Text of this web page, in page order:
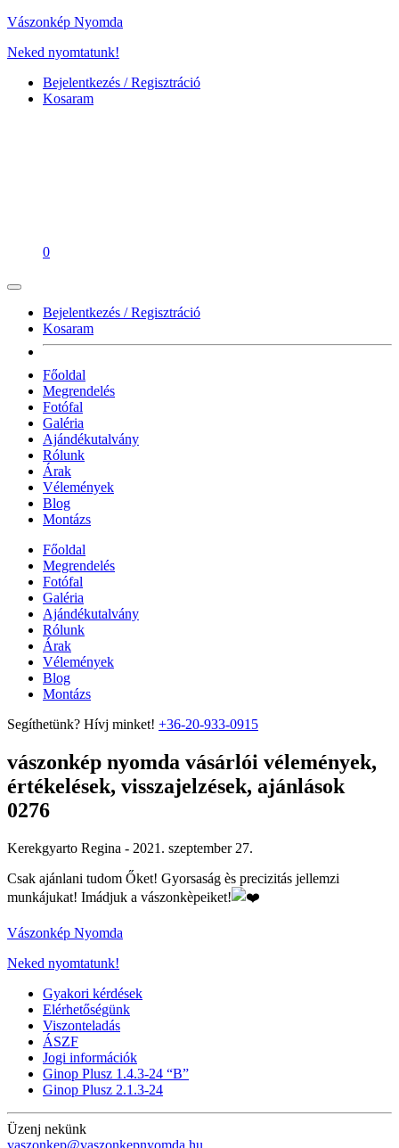
Vászonkép Nyomda
Neked nyomtatunk!
Bejelentkezés / Regisztráció
Kosaram
0
Bejelentkezés / Regisztráció
Kosaram
Főoldal
Megrendelés
Fotófal
Galéria
Ajándékutalvány
Rólunk
Árak
Vélemények
Blog
Montázs
Főoldal
Megrendelés
Fotófal
Galéria
Ajándékutalvány
Rólunk
Árak
Vélemények
Blog
Montázs
Segíthetünk? Hívj minket! +36-20-933-0915
vászonkép nyomda vásárlói vélemények,
értékelések, visszajelzések, ajánlások
0276
Kerekgyarto Regina - 2021. szeptember 27.
Csak ajánlani tudom Őket! Gyorsaság ès precizitás jellemzi
munkájukat! Imádjuk a vászonkèpeiket!
Vászonkép Nyomda
Neked nyomtatunk!
Gyakori kérdések
Elérhetőségünk
Viszonteladás
ÁSZF
Jogi információk
Ginop Plusz 1.4.3-24 “B”
Ginop Plusz 2.1.3-24
Üzenj nekünk
vaszonkep@vaszonkepnyomda.hu